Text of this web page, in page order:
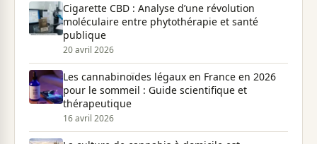
Cigarette CBD : Analyse d’une révolution
moléculaire entre phytothérapie et santé
publique
20 avril 2026
Les cannabinoïdes légaux en France en 2026
pour le sommeil : Guide scientifique et
thérapeutique
16 avril 2026